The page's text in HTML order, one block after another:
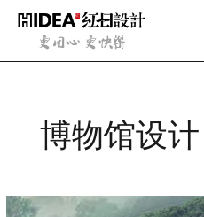
博物馆设计
翠